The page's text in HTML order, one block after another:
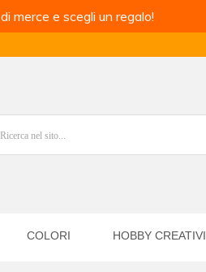
di merce e scegli un regalo!
COLORI HOBBY CREATIVI